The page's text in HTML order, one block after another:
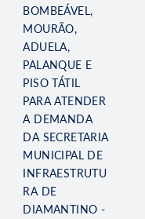
BOMBEÁVEL,
MOURÃO,
ADUELA,
PALANQUE E
PISO TÁTIL
PARA ATENDER
A DEMANDA
DA SECRETARIA
MUNICIPAL DE
INFRAESTRUTU
RA DE
DIAMANTINO -